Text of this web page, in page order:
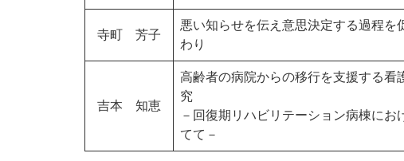
寺町 芳子
悪い知らせを伝え意思決定する過程を
わり
吉本 知恵
高齢者の病院からの移行を支援する看
究
－回復期リハビリテーション病棟にお
てて－